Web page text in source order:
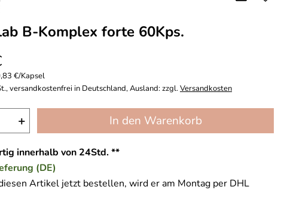
B-Komplex forte 60Kps.
€/Kapsel
versandkostenfrei in Deutschland, Ausland: zzgl.Versandkosten
+ In den Warenkorb
innerhalb von 24Std. **
(DE)
Artikel jetzt bestellen, wird er am Montag per DHL